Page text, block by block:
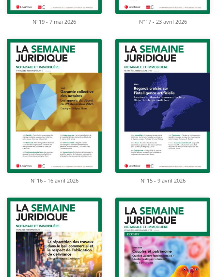
N°19 - 7 mai 2026 N°17 - 23 avril 2026
N°16 - 16 avril 2026 N°15 - 9 avril 2026